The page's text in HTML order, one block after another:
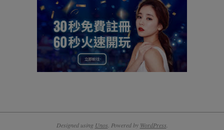
Designed using Unos . Powered by WordPress